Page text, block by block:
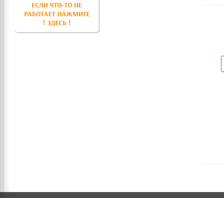
ЕСЛИ ЧТО-ТО НЕ
РАБОТАЕТ НАЖМИТЕ
! ЗДЕСЬ !